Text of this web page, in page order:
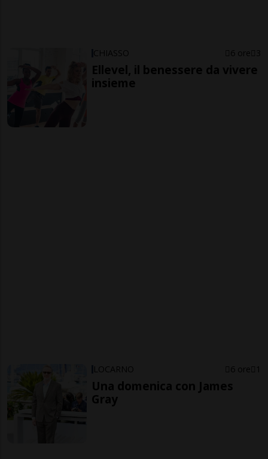
CHIASSO 6 ore 3
Ellevel, il benessere da vivere
insieme
LOCARNO 6 ore 1
Una domenica con James
Gray